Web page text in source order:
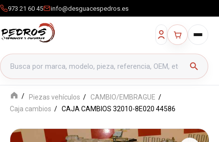
973 21 60 45 info@desguacespedros.es
Buscar productos
search
Piezas vehículos
CAMBIO/EMBRAGUE
Caja cambios
CAJA CAMBIOS 32010-8E020 44586